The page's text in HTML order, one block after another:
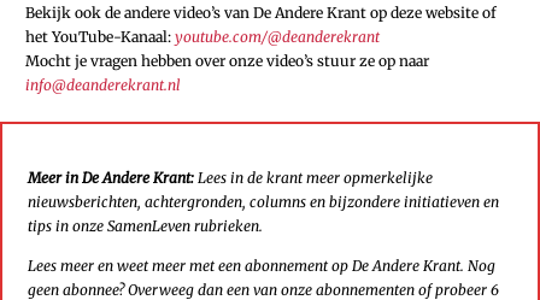
Bekijk ook de andere video’s van De Andere Krant op deze website of
het YouTube-Kanaal: youtube.com/@deanderekrant
Mocht je vragen hebben over onze video’s stuur ze op naar
info@deanderekrant.nl
Meer in De Andere Krant: Lees in de krant meer opmerkelijke
nieuwsberichten, achtergronden, columns en bijzondere initiatieven en
tips in onze SamenLeven rubrieken.
Lees meer en weet meer met een abonnement op De Andere Krant. Nog
geen abonnee? Overweeg dan een van onze abonnementen of probeer 6